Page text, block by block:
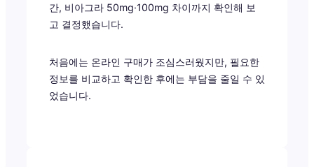
간, 비아그라 50mg·100mg 차이까지 확인해 보
고 결정했습니다.
처음에는 온라인 구매가 조심스러웠지만, 필요한
정보를 비교하고 확인한 후에는 부담을 줄일 수 있
었습니다.